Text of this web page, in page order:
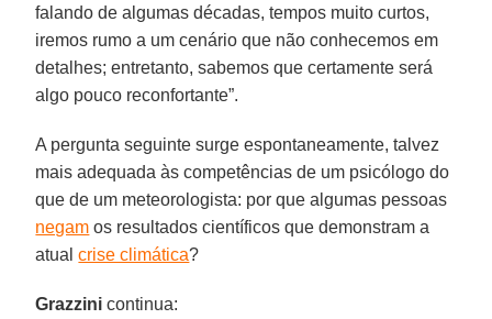
falando de algumas décadas, tempos muito curtos,
iremos rumo a um cenário que não conhecemos em
detalhes; entretanto, sabemos que certamente será
algo pouco reconfortante”.
A pergunta seguinte surge espontaneamente, talvez
mais adequada às competências de um psicólogo do
que de um meteorologista: por que algumas pessoas
negam os resultados científicos que demonstram a
atualcrise climática?
Grazzini continua: